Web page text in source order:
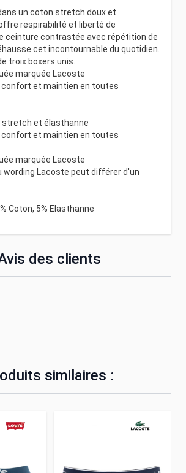
un coton stretch doux et
respirabilité et liberté de
ceinture contrastée avec répétition de
cet incontournable du quotidien.
troix boxers unis.
marquée Lacoste
confort et maintien en toutes
stretch et élasthanne
confort et maintien en toutes
marquée Lacoste
wording Lacoste peut différer d'un
Coton, 5% Elasthanne
des clients
similaires :